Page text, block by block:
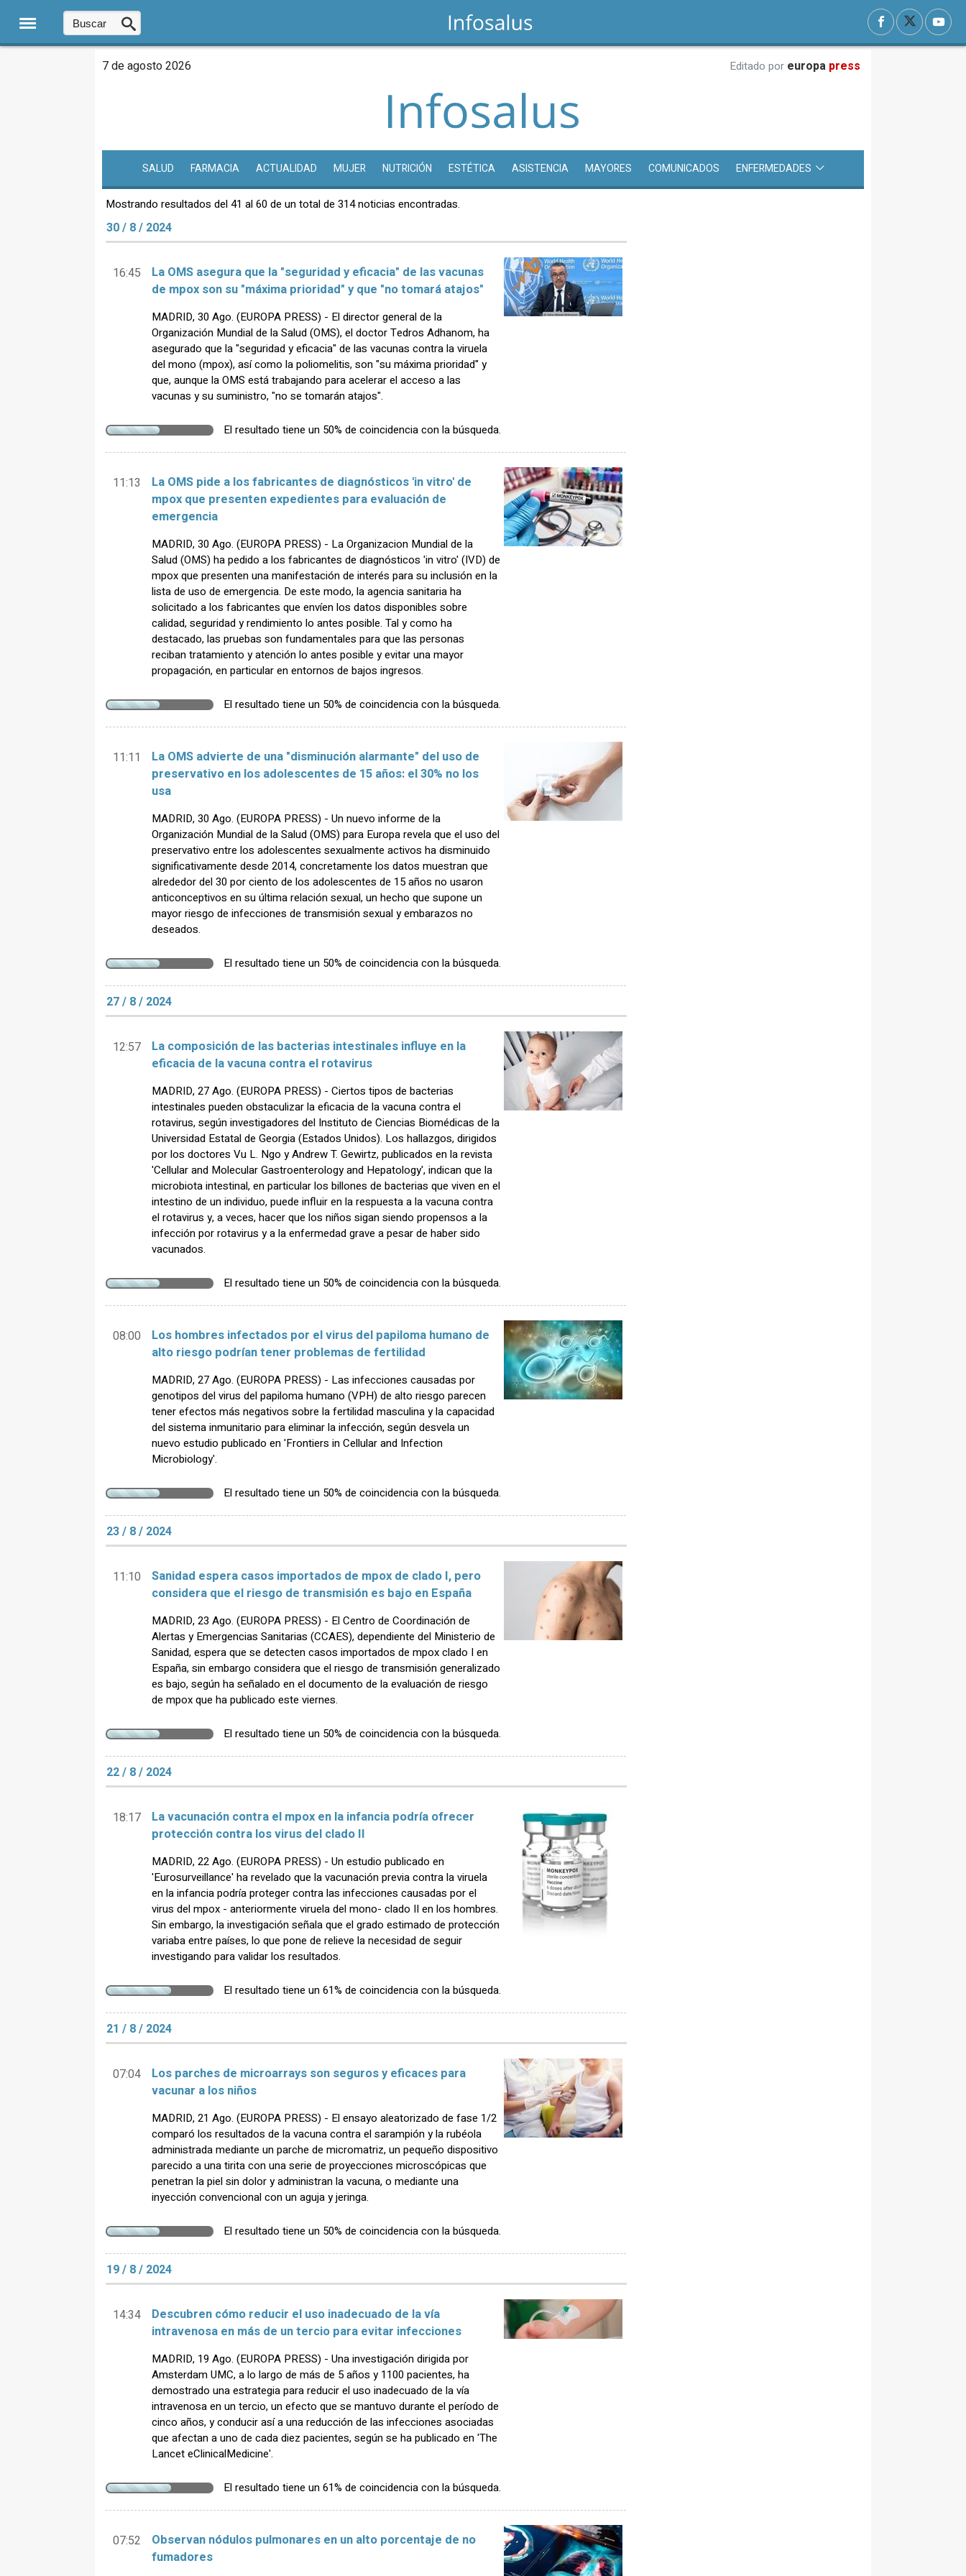
7 de agosto 2026 Editado por europa press
SALUD FARMACIA ACTUALIDAD MUJER NUTRICIÓN ESTÉTICA ASISTENCIA MAYORES COMUNICADOS ENFERMEDADES
Mostrando resultados del 41 al 60 de un total de 314 noticias encontradas.
30 / 8 / 2024
16:45
La OMS asegura que la "seguridad y eficacia" de las vacunas
de mpox son su "máxima prioridad" y que "no tomará atajos"
MADRID, 30 Ago. (EUROPA PRESS) - El director general de la
Organización Mundial de la Salud (OMS), el doctor Tedros Adhanom, ha
asegurado que la "seguridad y eficacia" de las vacunas contra la viruela
del mono (mpox), así como la poliomelitis, son "su máxima prioridad" y
que, aunque la OMS está trabajando para acelerar el acceso a las
vacunas y su suministro, "no se tomarán atajos".
El resultado tiene un 50% de coincidencia con la búsqueda.
11:13
La OMS pide a los fabricantes de diagnósticos 'in vitro' de
mpox que presenten expedientes para evaluación de
emergencia
MADRID, 30 Ago. (EUROPA PRESS) - La Organizacion Mundial de la
Salud (OMS) ha pedido a los fabricantes de diagnósticos 'in vitro' (IVD) de
mpox que presenten una manifestación de interés para su inclusión en la
lista de uso de emergencia. De este modo, la agencia sanitaria ha
solicitado a los fabricantes que envíen los datos disponibles sobre
calidad, seguridad y rendimiento lo antes posible. Tal y como ha
destacado, las pruebas son fundamentales para que las personas
reciban tratamiento y atención lo antes posible y evitar una mayor
propagación, en particular en entornos de bajos ingresos.
El resultado tiene un 50% de coincidencia con la búsqueda.
11:11
La OMS advierte de una "disminución alarmante" del uso de
preservativo en los adolescentes de 15 años: el 30% no los
usa
MADRID, 30 Ago. (EUROPA PRESS) - Un nuevo informe de la
Organización Mundial de la Salud (OMS) para Europa revela que el uso del
preservativo entre los adolescentes sexualmente activos ha disminuido
significativamente desde 2014, concretamente los datos muestran que
alrededor del 30 por ciento de los adolescentes de 15 años no usaron
anticonceptivos en su última relación sexual, un hecho que supone un
mayor riesgo de infecciones de transmisión sexual y embarazos no
deseados.
El resultado tiene un 50% de coincidencia con la búsqueda.
27 / 8 / 2024
12:57
La composición de las bacterias intestinales influye en la
eficacia de la vacuna contra el rotavirus
MADRID, 27 Ago. (EUROPA PRESS) - Ciertos tipos de bacterias
intestinales pueden obstaculizar la eficacia de la vacuna contra el
rotavirus, según investigadores del Instituto de Ciencias Biomédicas de la
Universidad Estatal de Georgia (Estados Unidos). Los hallazgos, dirigidos
por los doctores Vu L. Ngo y Andrew T. Gewirtz, publicados en la revista
'Cellular and Molecular Gastroenterology and Hepatology', indican que la
microbiota intestinal, en particular los billones de bacterias que viven en el
intestino de un individuo, puede influir en la respuesta a la vacuna contra
el rotavirus y, a veces, hacer que los niños sigan siendo propensos a la
infección por rotavirus y a la enfermedad grave a pesar de haber sido
vacunados.
El resultado tiene un 50% de coincidencia con la búsqueda.
08:00
Los hombres infectados por el virus del papiloma humano de
alto riesgo podrían tener problemas de fertilidad
MADRID, 27 Ago. (EUROPA PRESS) - Las infecciones causadas por
genotipos del virus del papiloma humano (VPH) de alto riesgo parecen
tener efectos más negativos sobre la fertilidad masculina y la capacidad
del sistema inmunitario para eliminar la infección, según desvela un
nuevo estudio publicado en 'Frontiers in Cellular and Infection
Microbiology'.
El resultado tiene un 50% de coincidencia con la búsqueda.
23 / 8 / 2024
11:10
Sanidad espera casos importados de mpox de clado I, pero
considera que el riesgo de transmisión es bajo en España
MADRID, 23 Ago. (EUROPA PRESS) - El Centro de Coordinación de
Alertas y Emergencias Sanitarias (CCAES), dependiente del Ministerio de
Sanidad, espera que se detecten casos importados de mpox clado I en
España, sin embargo considera que el riesgo de transmisión generalizado
es bajo, según ha señalado en el documento de la evaluación de riesgo
de mpox que ha publicado este viernes.
El resultado tiene un 50% de coincidencia con la búsqueda.
22 / 8 / 2024
18:17
La vacunación contra el mpox en la infancia podría ofrecer
protección contra los virus del clado II
MADRID, 22 Ago. (EUROPA PRESS) - Un estudio publicado en
'Eurosurveillance' ha revelado que la vacunación previa contra la viruela
en la infancia podría proteger contra las infecciones causadas por el
virus del mpox - anteriormente viruela del mono- clado II en los hombres.
Sin embargo, la investigación señala que el grado estimado de protección
variaba entre países, lo que pone de relieve la necesidad de seguir
investigando para validar los resultados.
El resultado tiene un 61% de coincidencia con la búsqueda.
21 / 8 / 2024
07:04
Los parches de microarrays son seguros y eficaces para
vacunar a los niños
MADRID, 21 Ago. (EUROPA PRESS) - El ensayo aleatorizado de fase 1/2
comparó los resultados de la vacuna contra el sarampión y la rubéola
administrada mediante un parche de micromatriz, un pequeño dispositivo
parecido a una tirita con una serie de proyecciones microscópicas que
penetran la piel sin dolor y administran la vacuna, o mediante una
inyección convencional con un aguja y jeringa.
El resultado tiene un 50% de coincidencia con la búsqueda.
19 / 8 / 2024
14:34
Descubren cómo reducir el uso inadecuado de la vía
intravenosa en más de un tercio para evitar infecciones
MADRID, 19 Ago. (EUROPA PRESS) - Una investigación dirigida por
Amsterdam UMC, a lo largo de más de 5 años y 1100 pacientes, ha
demostrado una estrategia para reducir el uso inadecuado de la vía
intravenosa en un tercio, un efecto que se mantuvo durante el período de
cinco años, y conducir así a una reducción de las infecciones asociadas
que afectan a uno de cada diez pacientes, según se ha publicado en 'The
Lancet eClinicalMedicine'.
El resultado tiene un 61% de coincidencia con la búsqueda.
07:52
Observan nódulos pulmonares en un alto porcentaje de no
fumadores